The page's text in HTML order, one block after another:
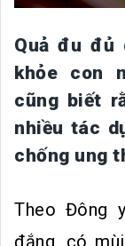
Quả đu
khỏe con
cũng biết
nhiều tác
chống ung
Theo Đông
đắng, có